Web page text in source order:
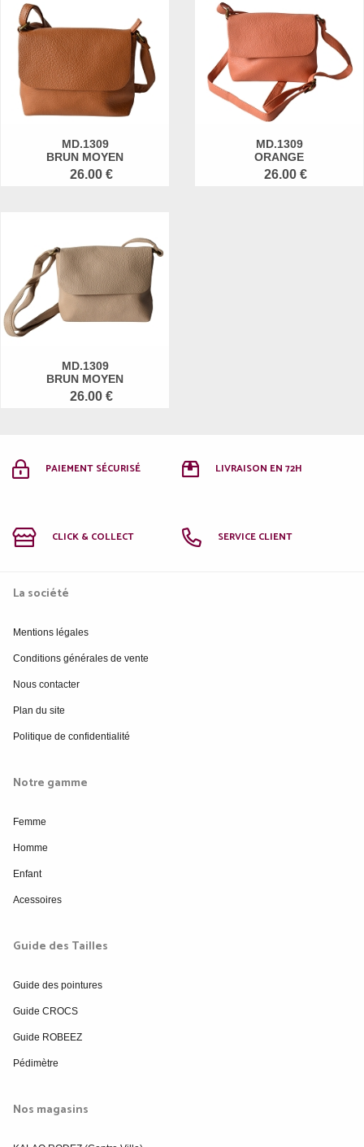
MD.1309
BRUN MOYEN
26.00 €
MD.1309
ORANGE
26.00 €
MD.1309
BRUN MOYEN
26.00 €
PAIEMENT SÉCURISÉ LIVRAISON EN 72H
CLICK & COLLECT SERVICE CLIENT
La société
Mentions légales
Conditions générales de vente
Nous contacter
Plan du site
Politique de confidentialité
Notre gamme
Femme
Homme
Enfant
Acessoires
Guide des Tailles
Guide des pointures
Guide CROCS
Guide ROBEEZ
Pédimètre
Nos magasins